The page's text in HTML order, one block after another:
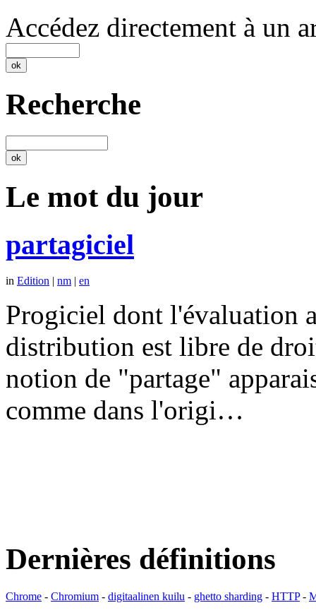
Accédez directement à un
Recherche
Le mot du jour
partagiciel
in Edition | nm | en
Progiciel dont l'évaluation
distribution est libre de
notion de "partage"
comme dans l'origi…
Dernières définitions
Chrome - Chromium - digitaalinen kuilu - ghetto sharding - HTTP-